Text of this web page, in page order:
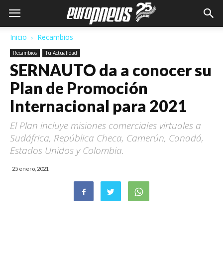
Inicio Recambios
Recambios Tu Actualidad
SERNAUTO da a conocer su
Plan de Promoción
Internacional para 2021
El Plan incluye misiones comerciales virtuales a
Sudáfrica, República Checa, Camerún, Canadá,
Estados Unidos y Colombia.
25 enero, 2021